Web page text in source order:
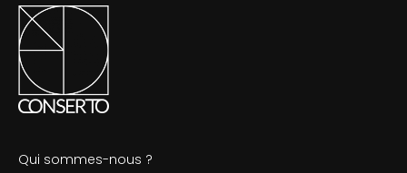
Qui sommes-nous ?